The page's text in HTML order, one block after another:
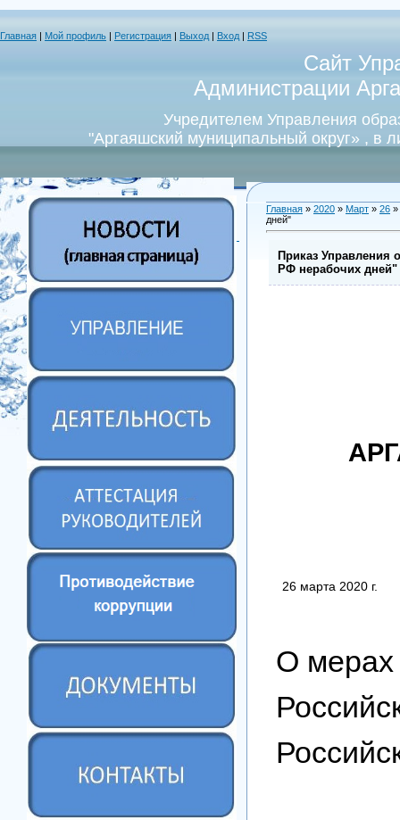
Главная Мой профиль Регистрация Выход Вход RSS
Сайт
Администрации
Учредителем Управления
"Аргаяшский муниципальный округ» , в
Главная » 2020 » Март » 26 »
дней"
Приказ Управления
РФ нерабочих дней"
26 марта 2020 г.
О мерах